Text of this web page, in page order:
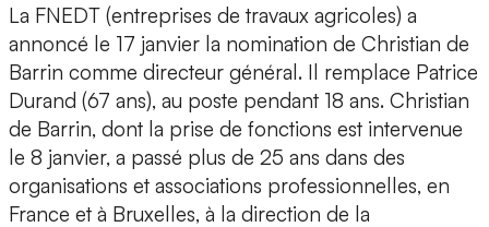
La FNEDT (entreprises de travaux agricoles) a
annoncé le 17 janvier la nomination de Christian de
Barrin comme directeur général. Il remplace Patrice
Durand (67 ans), au poste pendant 18 ans. Christian
de Barrin, dont la prise de fonctions est intervenue
le 8 janvier, a passé plus de 25 ans dans des
organisations et associations professionnelles, en
France et à Bruxelles, à la direction de la